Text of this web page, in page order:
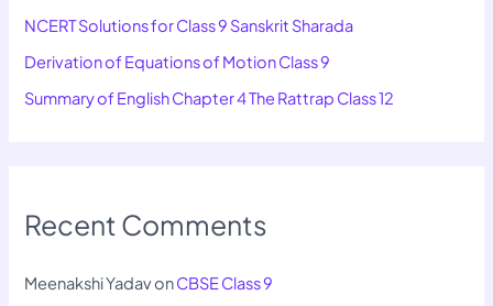
NCERT Solutions for Class 9 Sanskrit Sharada
Derivation of Equations of Motion Class 9
Summary of English Chapter 4 The Rattrap Class 12
Recent Comments
Meenakshi YadavonCBSE Class 9